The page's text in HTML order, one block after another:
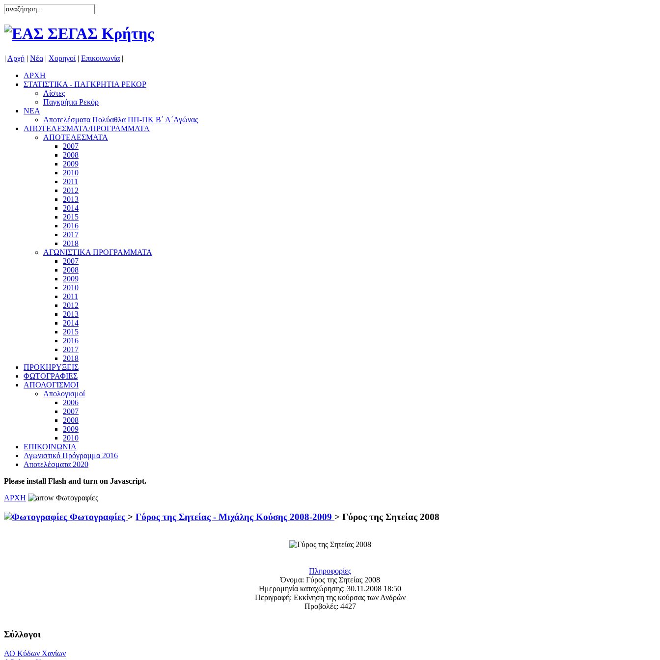
| Αρχή | Νέα | Χορηγοί | Επικοινωνία |
ΑΡΧΗ
ΣΤΑΤΙΣΤΙΚΑ - ΠΑΓΚΡΗΤΙΑ ΡΕΚΟΡ
Λίστες
Παγκρήτια Ρεκόρ
ΝΕΑ
Αποτελέσματα Πολύαθλα ΠΠ-ΠΚ Β΄ Α΄Αγώνας
ΑΠΟΤΕΛΕΣΜΑΤΑ/ΠΡΟΓΡΑΜΜΑΤΑ
ΑΠΟΤΕΛΕΣΜΑΤΑ
2007
2008
2009
2010
2011
2012
2013
2014
2015
2016
2017
2018
ΑΓΩΝΙΣΤΙΚΑ ΠΡΟΓΡΑΜΜΑΤΑ
2007
2008
2009
2010
2011
2012
2013
2014
2015
2016
2017
2018
ΠΡΟΚΗΡΥΞΕΙΣ
ΦΩΤΟΓΡΑΦΙΕΣ
ΑΠΟΛΟΓΙΣΜΟΙ
Απολογισμοί
2006
2007
2008
2009
2010
ΕΠΙΚΟΙΝΩΝΙΑ
Αγωνιστικό Πρόγραμμα 2016
Αποτελέσματα 2020
Please install Flash and turn on Javascript.
ΑΡΧΗ
Φωτογραφίες
Φωτογραφίες > Γύρος της Σητείας - Μιχάλης Κούσης 2008-2009 > Γύρος της Σητείας 2008
Πληροφορίες
Όνομα: Γύρος της Σητείας 2008
Ημερομηνία καταχώρησης: 30.11.2008 18:50
Περιγραφή: Εκκίνηση της κούρσας των Ανδρών
Προβολές: 4427
Σύλλογοι
ΑΟ Κύδων Χανίων